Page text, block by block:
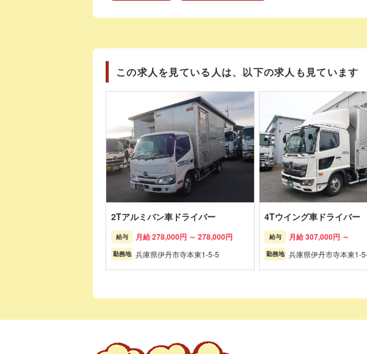
この求人を見ている人は、以下の求人も見ています
2Tアルミバン車ドライバー
給与 月給 278,000円 ～ 278,000円
勤務地 兵庫県伊丹市寺本東1-5-5
4Tウイング車ドライバー
給与 月給 307,000円 ～
勤務地 兵庫県伊丹市寺本東1-